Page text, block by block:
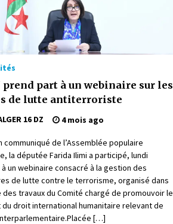
prend part à un webinaire sur les
de lutte antiterroriste
16 DZ 4 mois ago
communiqué de l’Assemblée populaire
la députée Farida Ilimi a participé, lundi
un webinaire consacré à la gestion des
de lutte contre le terrorisme, organisé dans
des travaux du Comité chargé de promouvoir le
droit international humanitaire relevant de
[…]